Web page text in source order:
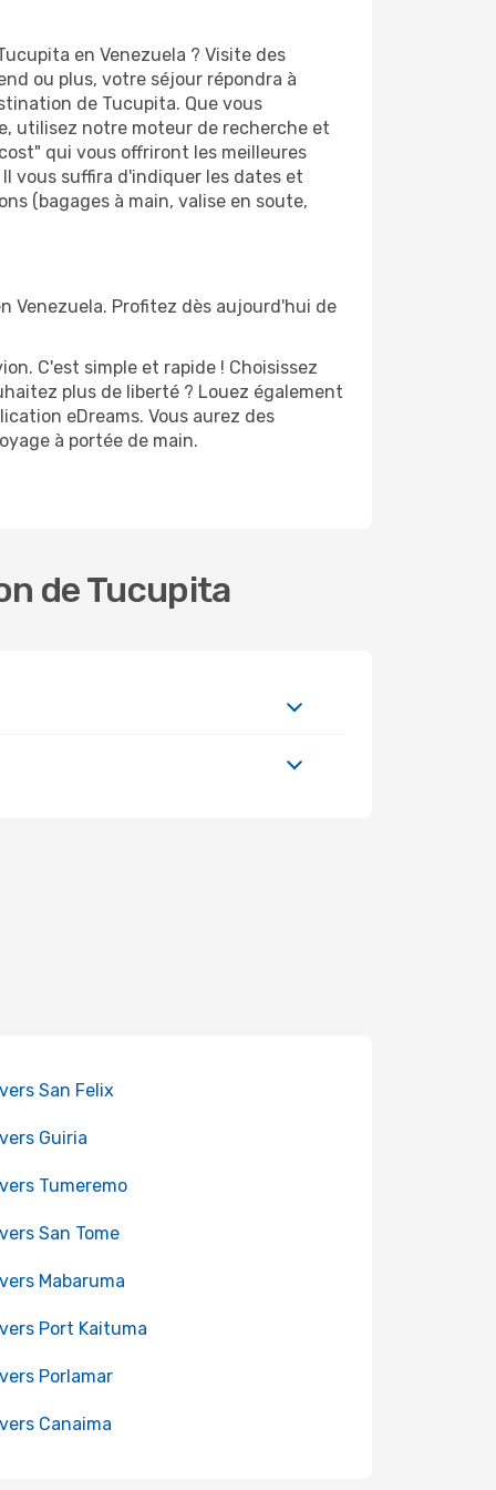
en Venezuela ? Visite des
ou plus, votre séjour répondra à
de Tucupita. Que vous
utilisez notre moteur de recherche et
qui vous offriront les meilleures
vous suffira d'indiquer les dates et
(bagages à main, valise en soute,
Venezuela. Profitez dès aujourd'hui de
C'est simple et rapide ! Choisissez
plus de liberté ? Louez également
eDreams. Vous aurez des
à portée de main.
de Tucupita
San Felix
Guiria
Tumeremo
San Tome
Mabaruma
Port Kaituma
Porlamar
Canaima